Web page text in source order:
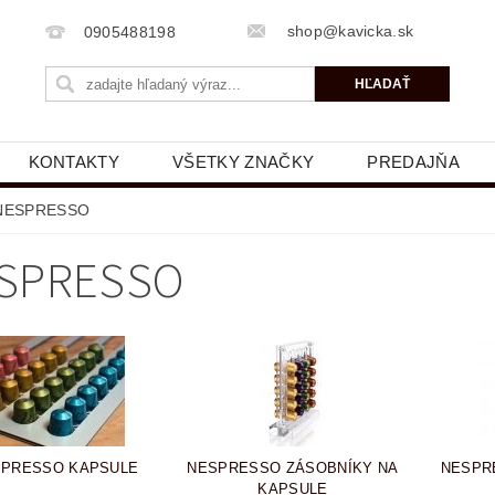
0905488198 shop@kavicka.sk
KONTAKTY VŠETKY ZNAČKY PREDAJŇA
KAPSULE
NESPRESSO ZÁSOBNÍKY NA
KAPSULE